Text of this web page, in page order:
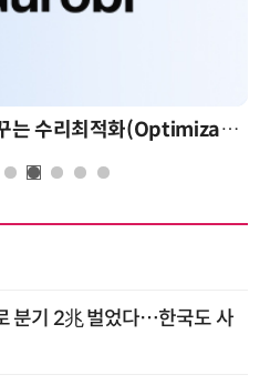
AI 시대의 의사결정을 바꾸는 수리최적화(Optimization): 실제 산업 적용 사례와 활용 전략
분기 2兆 벌었다…한국도 사